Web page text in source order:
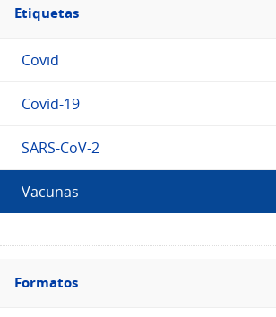
Etiquetas
Etiquetas
Covid
Covid-19
SARS-CoV-2
Vacunas
Filtro
Formatos
Formatos